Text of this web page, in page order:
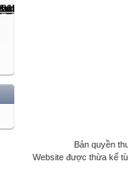
Bản quyền
Website được thừa kế